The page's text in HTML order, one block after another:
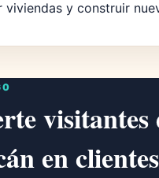
viviendas y construir
visitantes
en clientes